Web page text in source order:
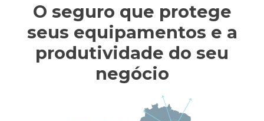
O seguro que protege
seus equipamentos e a
produtividade do seu
negócio